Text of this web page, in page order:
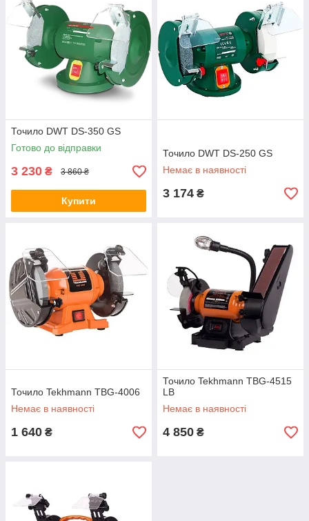
Точило DWT DS-350 GS
Готово до відправки
3 230 ₴ 3 860 ₴
Купити
Точило DWT DS-250 GS
Немає в наявності
3 174 ₴
Точило Tekhmann TBG-4006
Немає в наявності
1 640 ₴
Точило Tekhmann TBG-4515
LB
Немає в наявності
4 850 ₴